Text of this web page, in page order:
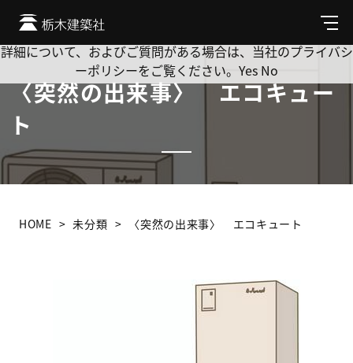
メ
ニ
ュ
〈突然の出来事〉 エコキュー
ト
HOME 未分類 〈突然の出来事〉 エコキュート
Cookie を使用して、お客様の活動を追跡してもよろしいです
か? 当社ではお客様のプライバシーを極めて重視しています。
詳細について、およびご質問がある場合は、当社のプライバシ
ーポリシーをご覧ください。 Yes No